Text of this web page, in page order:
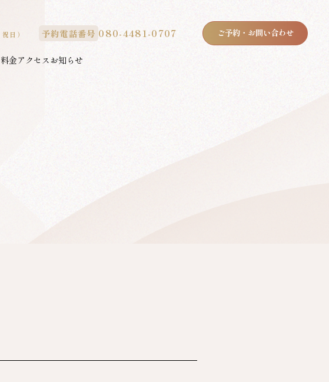
日） 予約電話番号 080-4481-0707 ご予約・お問い合わせ
金アクセスお知らせ